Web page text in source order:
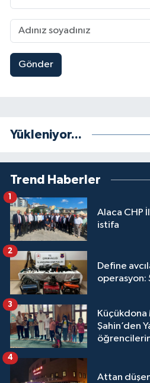
Gönder
Yükleniyor...
Trend Haberler
Alaca CHP
istifa
1
Define
operasyon:
2
Küçükdona
Şahin’den Yaz Kur’an
3
Attan
4